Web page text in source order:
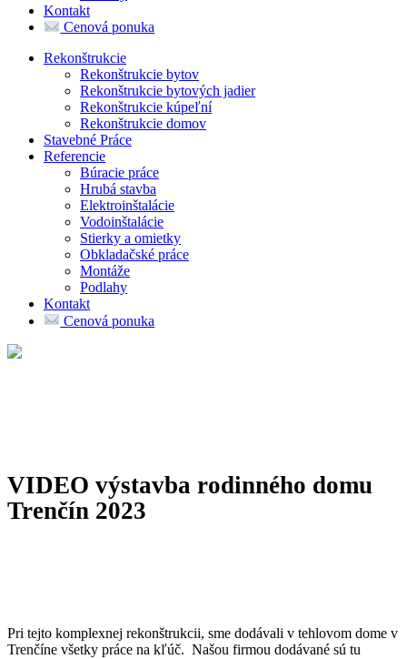
Kontakt
Cenová ponuka
Rekonštrukcie
Rekonštrukcie bytov
Rekonštrukcie bytových jadier
Rekonštrukcie kúpeľní
Rekonštrukcie domov
Stavebné Práce
Referencie
Búracie práce
Hrubá stavba
Elektroinštalácie
Vodoinštalácie
Stierky a omietky
Obkladačské práce
Montáže
Podlahy
Kontakt
Cenová ponuka
VIDEO výstavba rodinného domu
Trenčín 2023
Pri tejto komplexnej rekonštrukcii, sme dodávali v tehlovom dome v
Trenčíne všetky práce na kľúč. Našou firmou dodávané sú tu